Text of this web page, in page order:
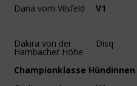
Dana vom Vilsfeld
V1
Dakira von der
Hambacher Höhe
Disq
Championklasse Hündinnen